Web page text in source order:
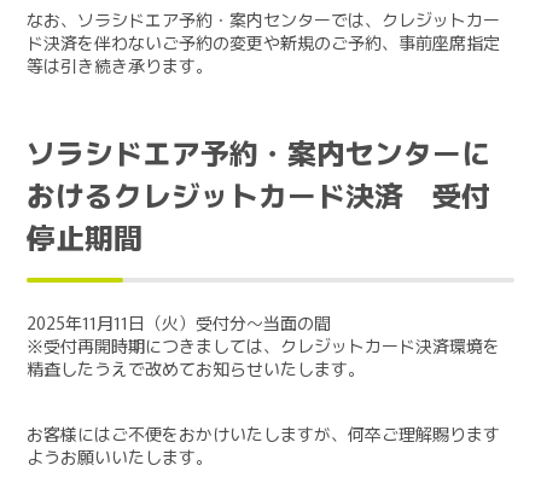
なお、ソラシドエア予約・案内センターでは、クレジットカー
ド決済を伴わないご予約の変更や新規のご予約、事前座席指定
等は引き続き承ります。
ソラシドエア予約・案内センターに
おけるクレジットカード決済 受付
停止期間
2025年11月11日（火）受付分～当面の間
※受付再開時期につきましては、クレジットカード決済環境を
精査したうえで改めてお知らせいたします。
お客様にはご不便をおかけいたしますが、何卒ご理解賜ります
ようお願いいたします。